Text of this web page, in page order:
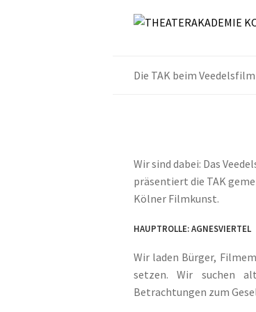
Die TAK beim
Wir sind dabei: Das
präsentiert die TAK
Kölner Filmkunst.
HAUPTROLLE: AGNESVIERTEL
Wir laden Bürger,
setzen. Wir suchen
Betrachtungen zum